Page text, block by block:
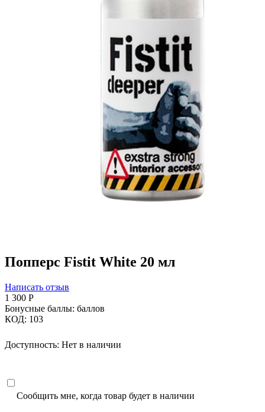
Попперс Fistit White 20 мл
Написать отзыв
1 300 Р
Бонусные баллы: баллов
КОД: 103
Доступность: Нет в наличии
Сообщить мне, когда товар будет в наличии